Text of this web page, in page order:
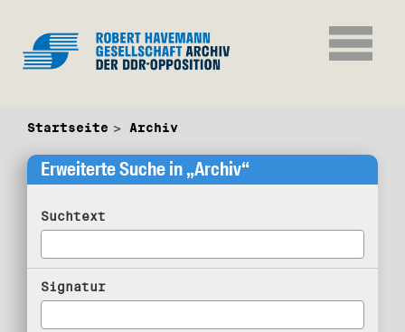
Startseite Archiv
Erweiterte Suche in „Archiv“
Suchtext
Signatur